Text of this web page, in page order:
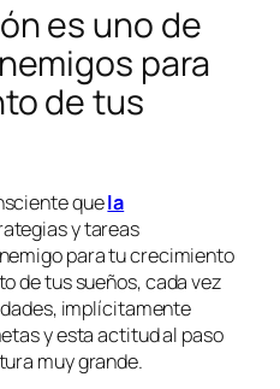
es uno de
para
de tus
quela
y tareas
para tu crecimiento
de tus sueños, cada vez
implícitamente
y esta actitud al paso
muy grande.